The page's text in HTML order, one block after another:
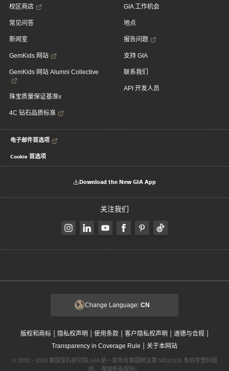
校区商店
常见问答
新闻室
GemKids 网站
GemKids 网站 Alumni Collective
珠宝质量保证基准v
4C 钻石品质标准
GIA 工作机会
地点
报告问题
支持 GIA
联系我们
API 开发人员
电子邮件首选项
Cookie 首选项
Download the New GIA App
关注我们
Change Language: CN
版权和商标 | 隐私权声明 | 使用条款 | 客户隐私权声明 | 道德与合规 |
Transparency in Coverage Rule | 关于本网站
© 2002 - 2026 美国宝石研究院 GIA 是一家符合美国税法第 501(c)(3) 条的非营利组
织。 保留所有权利。